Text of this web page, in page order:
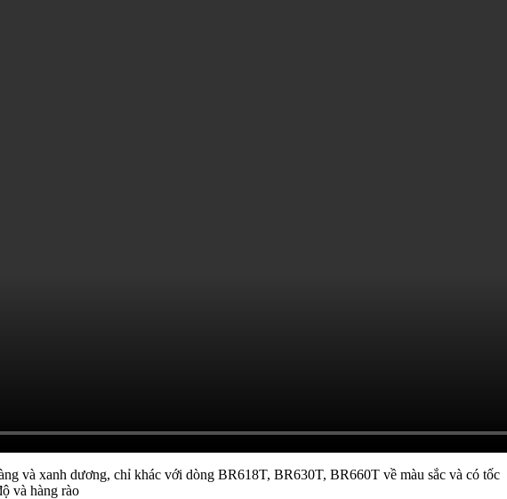
và xanh dương, chỉ khác với dòng BR618T, BR630T, BR660T về màu sắc và có tốc
và hàng rào